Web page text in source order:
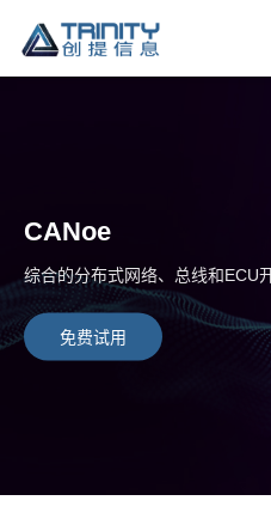
CANoe
综合的分布式网络、总线和ECU
免费试用